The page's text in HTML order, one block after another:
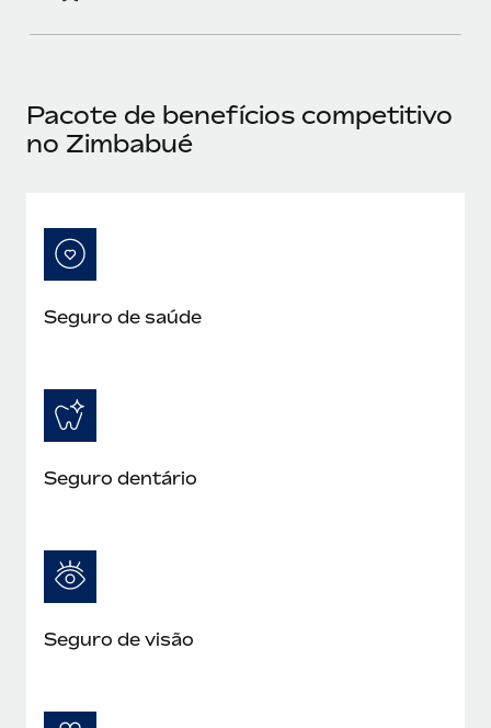
Pacote de benefícios competitivo
no Zimbabué
Seguro de saúde
Seguro dentário
Seguro de visão